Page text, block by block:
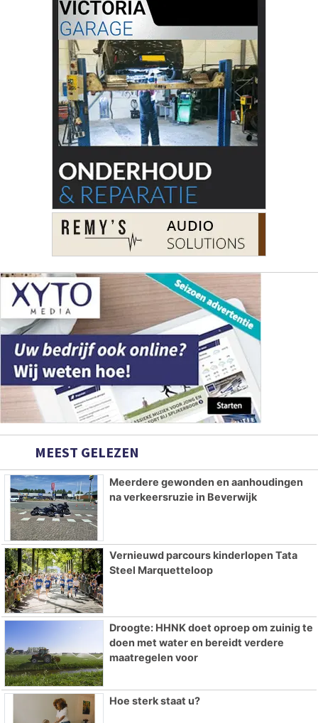
MEEST GELEZEN
Meerdere gewonden en aanhoudingen
na verkeersruzie in Beverwijk
Vernieuwd parcours kinderlopen Tata
Steel Marquetteloop
Droogte: HHNK doet oproep om zuinig te
doen met water en bereidt verdere
maatregelen voor
Hoe sterk staat u?